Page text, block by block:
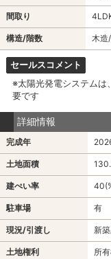
間取り
構造/階数 木造
セールスコメント
※太陽光発電システムは
要です
詳細情報
完成年
土地面積
建ぺい率
駐車場 有
現況/引渡し 新
土地権利 所